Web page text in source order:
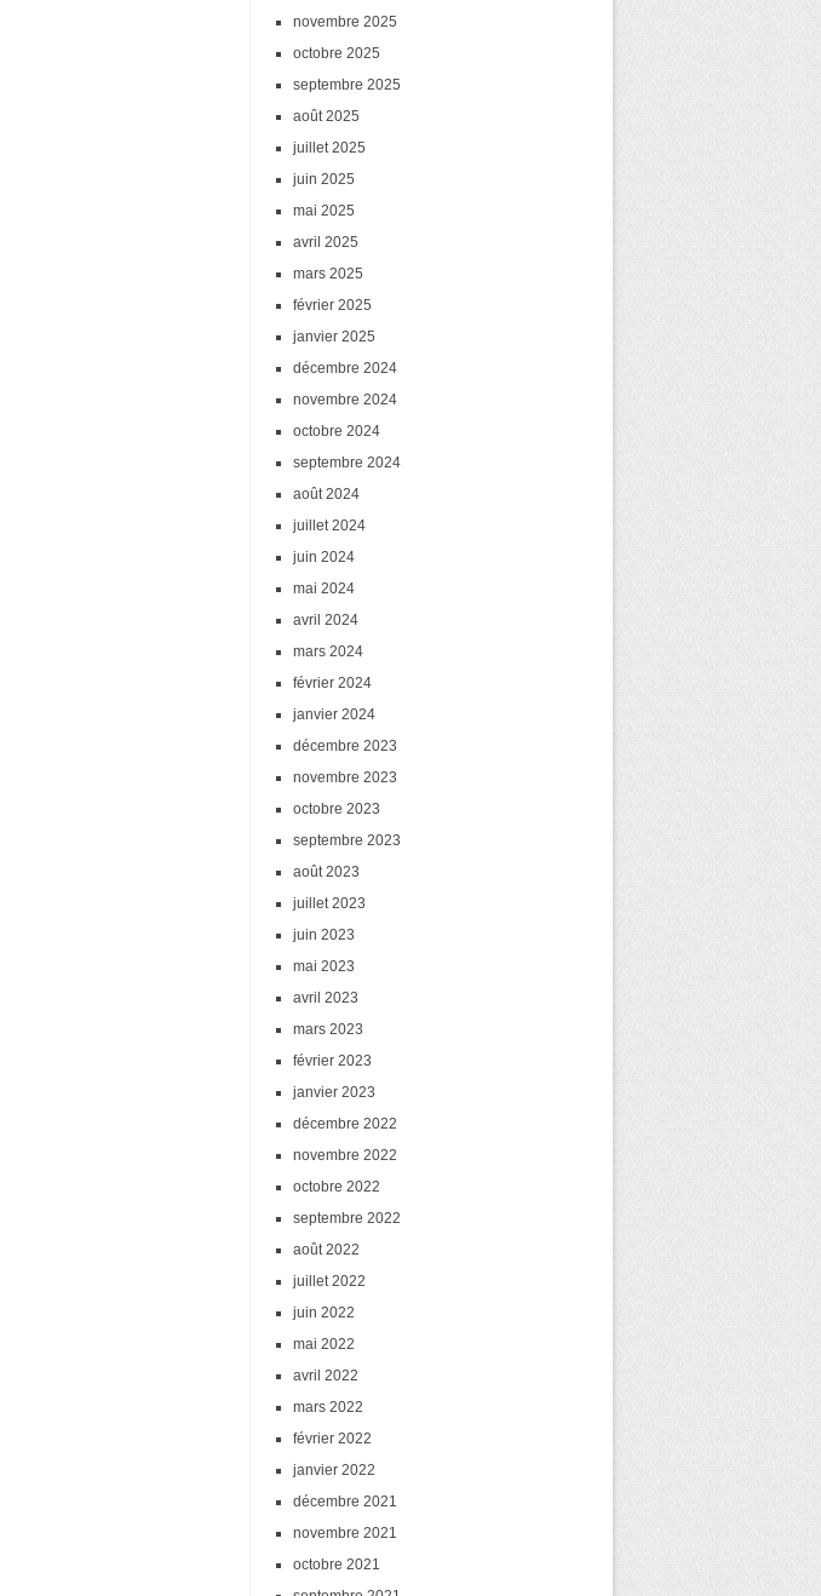
novembre 2025
octobre 2025
septembre 2025
août 2025
juillet 2025
juin 2025
mai 2025
avril 2025
mars 2025
février 2025
janvier 2025
décembre 2024
novembre 2024
octobre 2024
septembre 2024
août 2024
juillet 2024
juin 2024
mai 2024
avril 2024
mars 2024
février 2024
janvier 2024
décembre 2023
novembre 2023
octobre 2023
septembre 2023
août 2023
juillet 2023
juin 2023
mai 2023
avril 2023
mars 2023
février 2023
janvier 2023
décembre 2022
novembre 2022
octobre 2022
septembre 2022
août 2022
juillet 2022
juin 2022
mai 2022
avril 2022
mars 2022
février 2022
janvier 2022
décembre 2021
novembre 2021
octobre 2021